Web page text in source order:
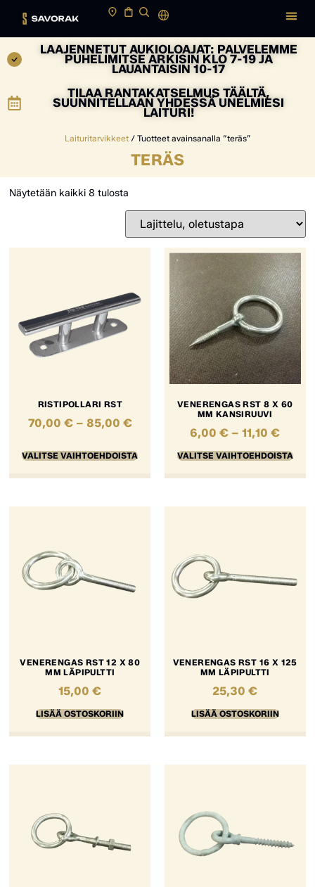
LAAJENNETUT AUKIOLOAJAT: PALVELEMME
PUHELIMITSE ARKISIN KLO 7-19 JA
LAUANTAISIN 10-17
TILAA RANTAKATSELMUS TÄÄLTÄ,
SUUNNITELLAAN YHDESSÄ UNELMIESI
LAITURI!
Laituritarvikkeet/ Tuotteet avainsanalla “teräs”
TERÄS
Näytetään kaikki 8 tulosta
RISTIPOLLARI RST
70,00 € – 85,00 €
VALITSE VAIHTOEHDOISTA
VENERENGAS RST 8 X 60
MM KANSIRUUVI
6,00€ – 11,10€
VALITSE VAIHTOEHDOISTA
VENERENGAS RST 12 X 80
MM LÄPIPULTTI
15,00€
LISÄÄ OSTOSKORIIN
VENERENGAS RST 16 X 125
MM LÄPIPULTTI
25,30€
LISÄÄ OSTOSKORIIN